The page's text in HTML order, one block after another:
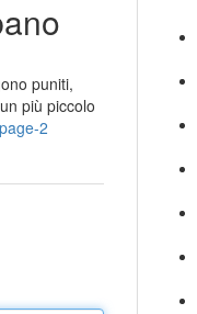
puniti,
più piccolo
2